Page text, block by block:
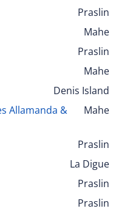
Praslin
Mahe
Praslin
Mahe
Denis Island
Allamanda &
Mahe
Praslin
La Digue
Praslin
Praslin